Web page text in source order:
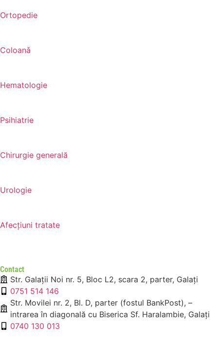
Ortopedie
Coloanǎ
Hematologie
Psihiatrie
Chirurgie generală
Urologie
Afecțiuni tratate
Contact
Str. Galații Noi nr. 5, Bloc L2, scara 2, parter, Galați
0751 514 146
Str. Movilei nr. 2, Bl. D, parter (fostul BankPost), –
intrarea în diagonală cu Biserica Sf. Haralambie, Galați
0740 130 013